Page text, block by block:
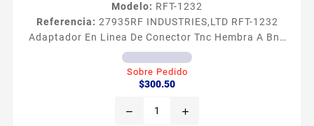
Modelo: RFT-1232
Referencia: 27935RF INDUSTRIES,LTD RFT-1232
Adaptador En Linea De Conector Tnc Hembra A Bnc
Hembra Niquel/ Oro/ Teflón. Adaptador en
Liacutenea de Conector TNC Hembra a BNC Hembra
Tipo de Adaptador De Conector TNC Hembra a BNC
Bronce Niquelado Contacto central Oro Aislante
Sobre Pedido
$300.50Precio
remove add